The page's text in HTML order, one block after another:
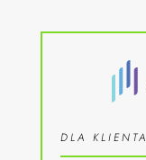
DLA KLIENTA